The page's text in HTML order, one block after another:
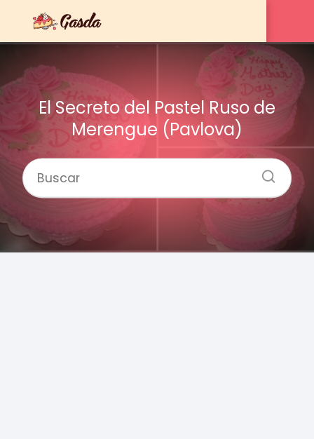
El Secreto del Pastel Ruso de
Merengue (Pavlova)